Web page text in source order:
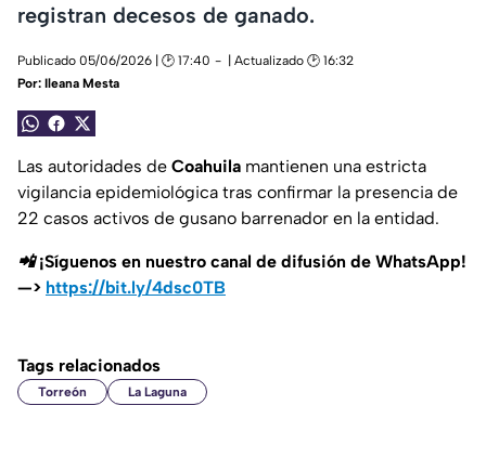
registran decesos de ganado.
Publicado 05/06/2026 | 🕑 17:40
| Actualizado 🕑 16:32
Por: Ileana Mesta
Las autoridades de Coahuila mantienen una estricta
vigilancia epidemiológica tras confirmar la presencia de
22 casos activos de gusano barrenador en la entidad.
📲 ¡Síguenos en nuestro canal de difusión de WhatsApp!
—> https://bit.ly/4dsc0TB
Tags relacionados
Torreón La Laguna